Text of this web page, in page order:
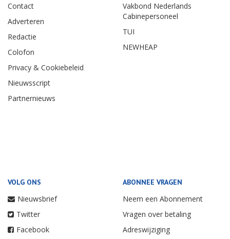
Contact
Adverteren
Redactie
Colofon
Privacy & Cookiebeleid
Nieuwsscript
Partnernieuws
Vakbond Nederlands
Cabinepersoneel
TUI
NEWHEAP
VOLG ONS
Nieuwsbrief
Twitter
Facebook
ABONNEE VRAGEN
Neem een Abonnement
Vragen over betaling
Adreswijziging